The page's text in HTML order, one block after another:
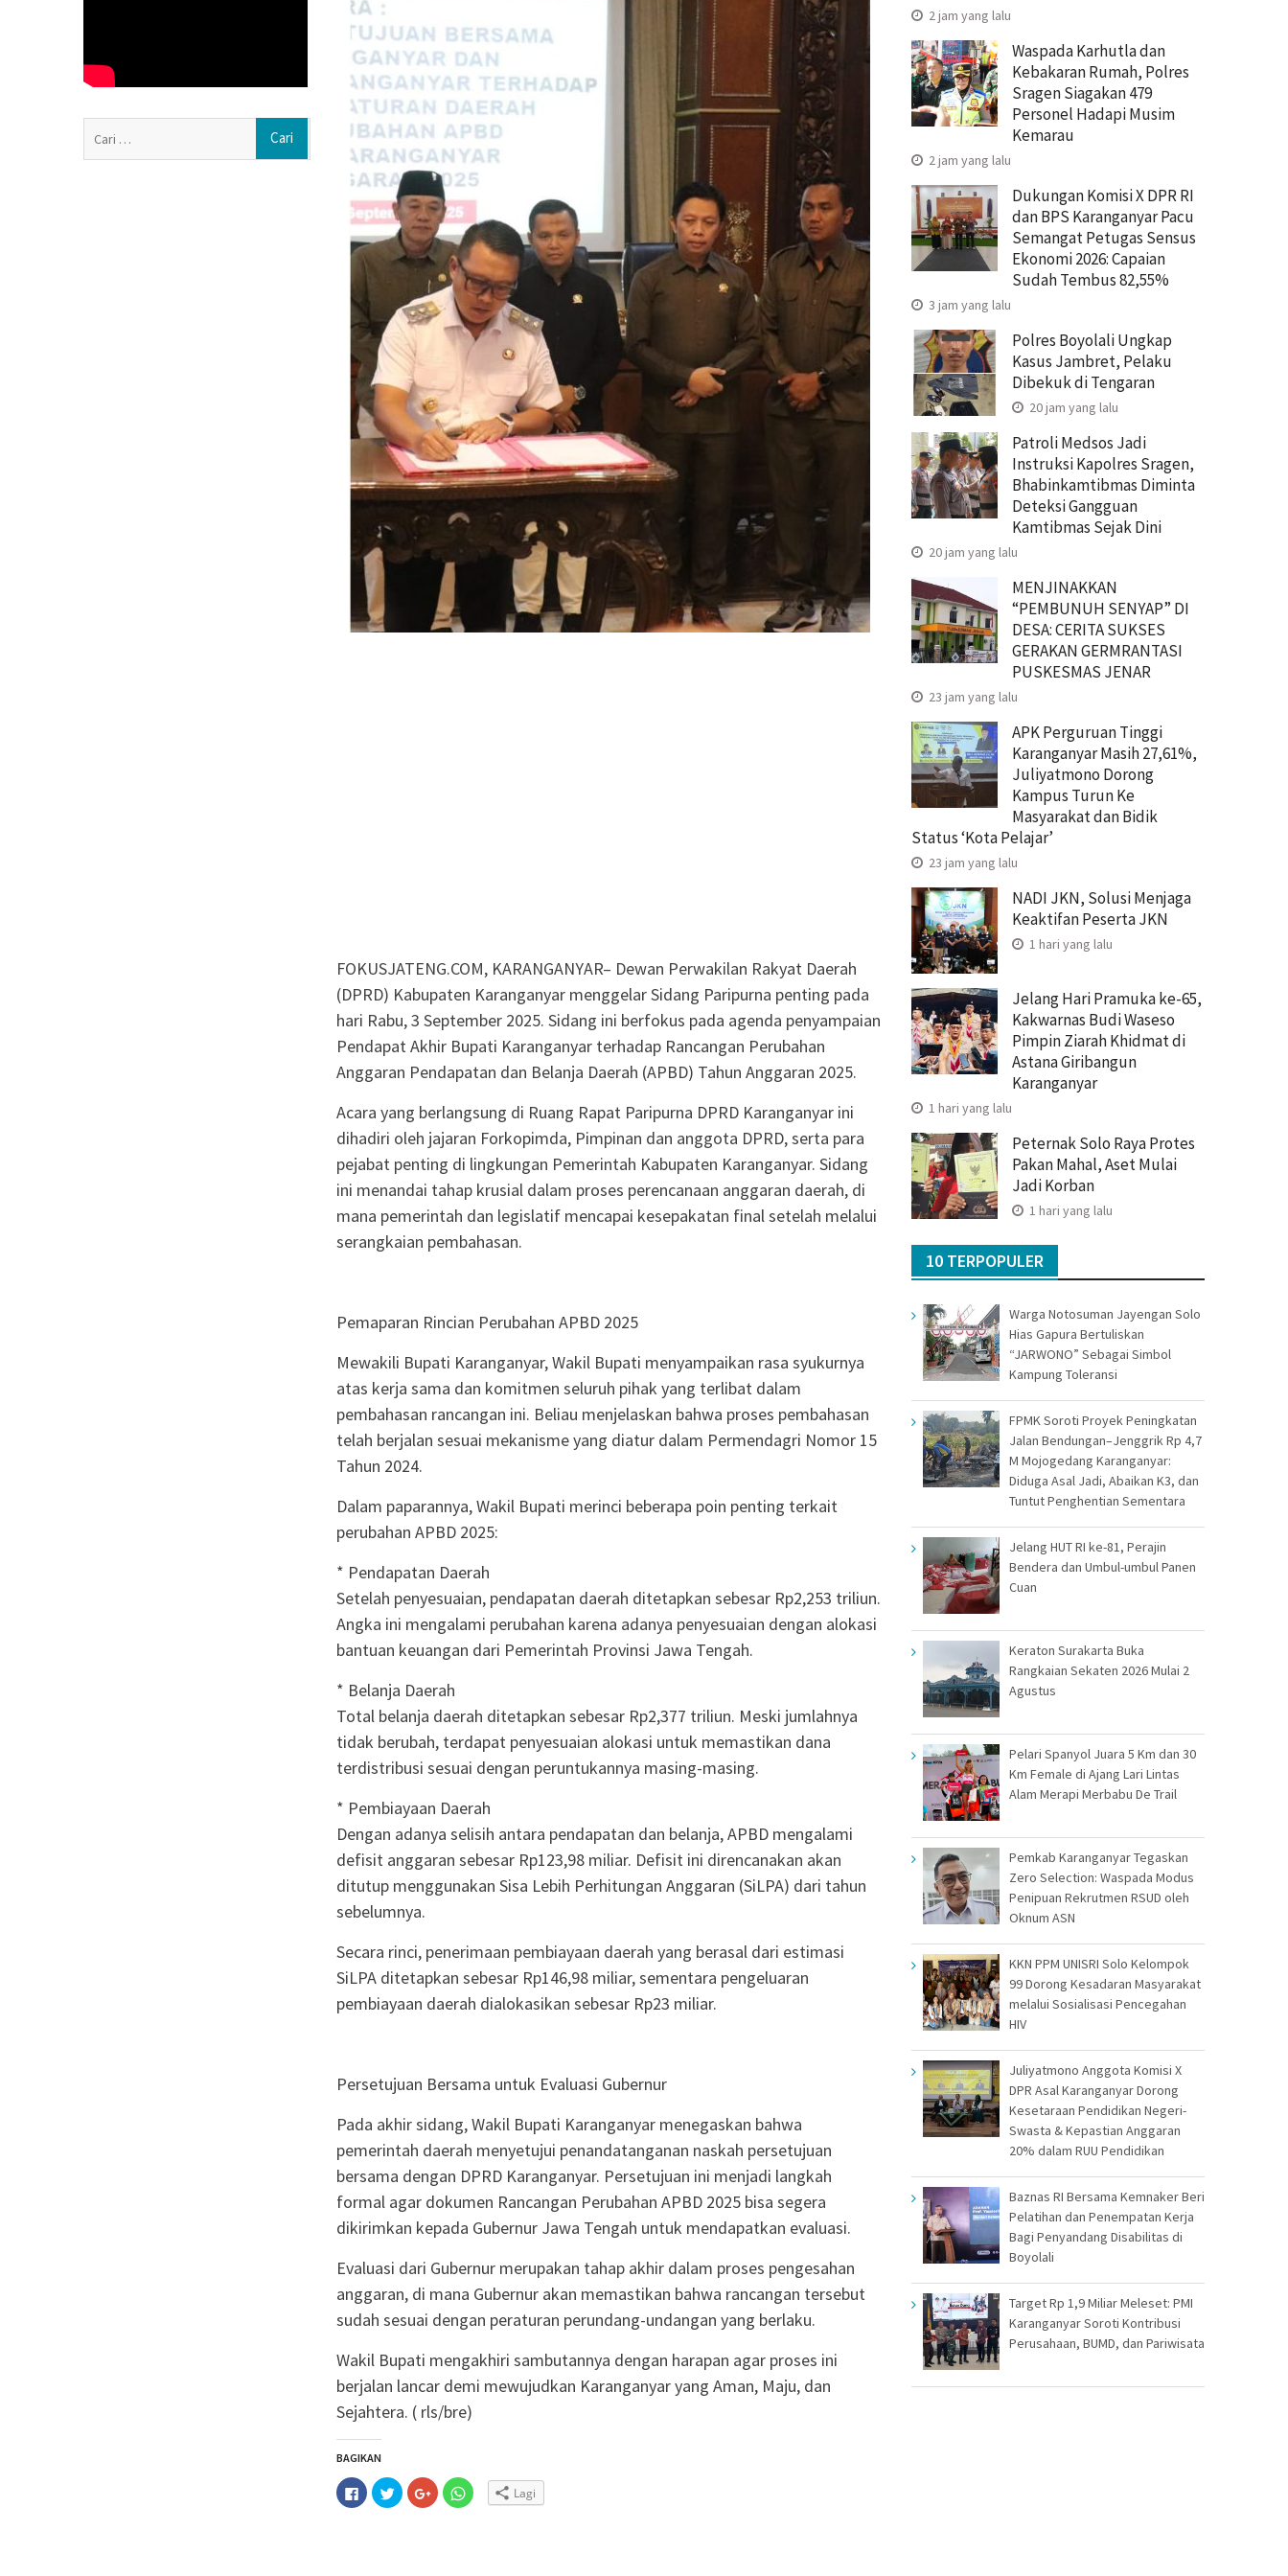
Sensus Ekonomi 2026: Capaian Sudah
Tembus 82,55%
Polres Boyolali Ungkap Kasus
Jambret, Pelaku Dibekuk di Tengaran
Patroli Medsos Jadi Instruksi Kapolres
Sragen, Bhabinkamtibmas Diminta
Deteksi Gangguan Kamtibmas Sejak
MENJINAKKAN “PEMBUNUH SENYAP”
DI DESA: CERITA SUKSES GERAKAN
GERMRANTASI PUSKESMAS JENAR
FOKUSJATENG.COM, KARANGANYAR– Dewan Perwakilan Rakyat Daerah
(DPRD) Kabupaten Karanganyar menggelar Sidang Paripurna penting pada
hari Rabu, 3 September 2025. Sidang ini berfokus pada agenda penyampaian
Pendapat Akhir Bupati Karanganyar terhadap Rancangan Perubahan
Anggaran Pendapatan dan Belanja Daerah (APBD) Tahun Anggaran 2025.
Acara yang berlangsung di Ruang Rapat Paripurna DPRD Karanganyar ini
dihadiri oleh jajaran Forkopimda, Pimpinan dan anggota DPRD, serta para
pejabat penting di lingkungan Pemerintah Kabupaten Karanganyar. Sidang
ini menandai tahap krusial dalam proses perencanaan anggaran daerah, di
mana pemerintah dan legislatif mencapai kesepakatan final setelah melalui
serangkaian pembahasan.
Pemaparan Rincian Perubahan APBD 2025
Mewakili Bupati Karanganyar, Wakil Bupati menyampaikan rasa syukurnya
atas kerja sama dan komitmen seluruh pihak yang terlibat dalam
pembahasan rancangan ini. Beliau menjelaskan bahwa proses pembahasan
telah berjalan sesuai mekanisme yang diatur dalam Permendagri Nomor 15
Tahun 2024.
Dalam paparannya, Wakil Bupati merinci beberapa poin penting terkait
perubahan APBD 2025:
* Pendapatan Daerah
Setelah penyesuaian, pendapatan daerah ditetapkan sebesar Rp2,253 triliun.
Angka ini mengalami perubahan karena adanya penyesuaian dengan alokasi
bantuan keuangan dari Pemerintah Provinsi Jawa Tengah.
* Belanja Daerah
Total belanja daerah ditetapkan sebesar Rp2,377 triliun. Meski jumlahnya
tidak berubah, terdapat penyesuaian alokasi untuk memastikan dana
terdistribusi sesuai dengan peruntukannya masing-masing.
* Pembiayaan Daerah
Dengan adanya selisih antara pendapatan dan belanja, APBD mengalami
defisit anggaran sebesar Rp123,98 miliar. Defisit ini direncanakan akan
ditutup menggunakan Sisa Lebih Perhitungan Anggaran (SiLPA) dari tahun
sebelumnya.
Secara rinci, penerimaan pembiayaan daerah yang berasal dari estimasi
SiLPA ditetapkan sebesar Rp146,98 miliar, sementara pengeluaran
pembiayaan daerah dialokasikan sebesar Rp23 miliar.
Persetujuan Bersama untuk Evaluasi Gubernur
Pada akhir sidang, Wakil Bupati Karanganyar menegaskan bahwa
pemerintah daerah menyetujui penandatanganan naskah persetujuan
bersama dengan DPRD Karanganyar. Persetujuan ini menjadi langkah
formal agar dokumen Rancangan Perubahan APBD 2025 bisa segera
dikirimkan kepada Gubernur Jawa Tengah untuk mendapatkan evaluasi.
Evaluasi dari Gubernur merupakan tahap akhir dalam proses pengesahan
anggaran, di mana Gubernur akan memastikan bahwa rancangan tersebut
sudah sesuai dengan peraturan perundang-undangan yang berlaku.
Wakil Bupati mengakhiri sambutannya dengan harapan agar proses ini
berjalan lancar demi mewujudkan Karanganyar yang Aman, Maju, dan
Sejahtera. ( rls/bre)
BAGIKAN
Klik
untuk
membagikan
Klik
untuk
berbagi
Klik
untuk
berbagi
Klik
untuk Lagi
2 jam yang lalu
Waspada Karhutla dan
Kebakaran Rumah, Polres
Sragen Siagakan 479
Personel Hadapi Musim
Kemarau
2 jam yang lalu
Dukungan Komisi X DPR RI
dan BPS Karanganyar Pacu
Semangat Petugas Sensus
Ekonomi 2026: Capaian
Sudah Tembus 82,55%
3 jam yang lalu
Polres Boyolali Ungkap
Kasus Jambret, Pelaku
Dibekuk di Tengaran
20 jam yang lalu
Patroli Medsos Jadi
Instruksi Kapolres Sragen,
Bhabinkamtibmas Diminta
Deteksi Gangguan
Kamtibmas Sejak Dini
20 jam yang lalu
MENJINAKKAN
“PEMBUNUH SENYAP” DI
DESA: CERITA SUKSES
GERAKAN GERMRANTASI
PUSKESMAS JENAR
23 jam yang lalu
APK Perguruan Tinggi
Karanganyar Masih 27,61%,
Juliyatmono Dorong
Kampus Turun Ke
Masyarakat dan Bidik
Status ‘Kota Pelajar’
23 jam yang lalu
NADI JKN, Solusi Menjaga
Keaktifan Peserta JKN
1 hari yang lalu
Jelang Hari Pramuka ke-65,
Kakwarnas Budi Waseso
Pimpin Ziarah Khidmat di
Astana Giribangun
Karanganyar
1 hari yang lalu
Peternak Solo Raya Protes
Pakan Mahal, Aset Mulai
Jadi Korban
1 hari yang lalu
10 TERPOPULER
Warga Notosuman Jayengan Solo
Hias Gapura Bertuliskan
“JARWONO” Sebagai Simbol
Kampung Toleransi
FPMK Soroti Proyek Peningkatan
Jalan Bendungan–Jenggrik Rp 4,7
M Mojogedang Karanganyar:
Diduga Asal Jadi, Abaikan K3, dan
Tuntut Penghentian Sementara
Jelang HUT RI ke-81, Perajin
Bendera dan Umbul-umbul Panen
Cuan
Keraton Surakarta Buka
Rangkaian Sekaten 2026 Mulai 2
Agustus
Pelari Spanyol Juara 5 Km dan 30
Km Female di Ajang Lari Lintas
Alam Merapi Merbabu De Trail
Pemkab Karanganyar Tegaskan
Zero Selection: Waspada Modus
Penipuan Rekrutmen RSUD oleh
Oknum ASN
KKN PPM UNISRI Solo Kelompok
99 Dorong Kesadaran Masyarakat
melalui Sosialisasi Pencegahan
HIV
Juliyatmono Anggota Komisi X
DPR Asal Karanganyar Dorong
Kesetaraan Pendidikan Negeri-
Swasta & Kepastian Anggaran
20% dalam RUU Pendidikan
Baznas RI Bersama Kemnaker Beri
Pelatihan dan Penempatan Kerja
Bagi Penyandang Disabilitas di
Boyolali
Target Rp 1,9 Miliar Meleset: PMI
Karanganyar Soroti Kontribusi
Perusahaan, BUMD, dan Pariwisata
untuk: